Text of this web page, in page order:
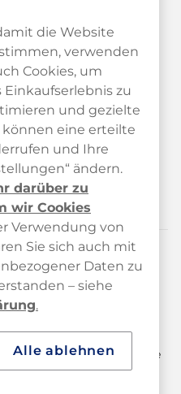
Sie uns!
Mi/Do: 10–19 Uhr (Pause
die Website
verwenden
Cookies, um
zu
und gezielte
können eine erteilte
und Ihre
ändern.
darüber zu
wir Cookies
Verwendung von
Sie sich auch mit
Daten zu
– siehe
.
Alle ablehnen